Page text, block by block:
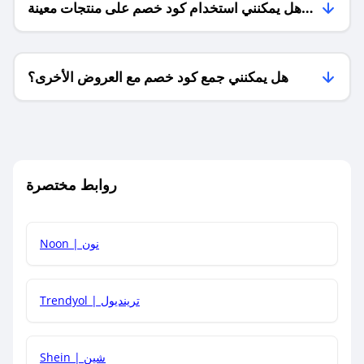
هل يمكنني استخدام كود خصم على منتجات معينة
فقط؟
هل يمكنني جمع كود خصم مع العروض الأخرى؟
كم مدة صلاحية كود الخصم؟
روابط مختصرة
Noon | نون
Trendyol | ترينديول
Shein | شين